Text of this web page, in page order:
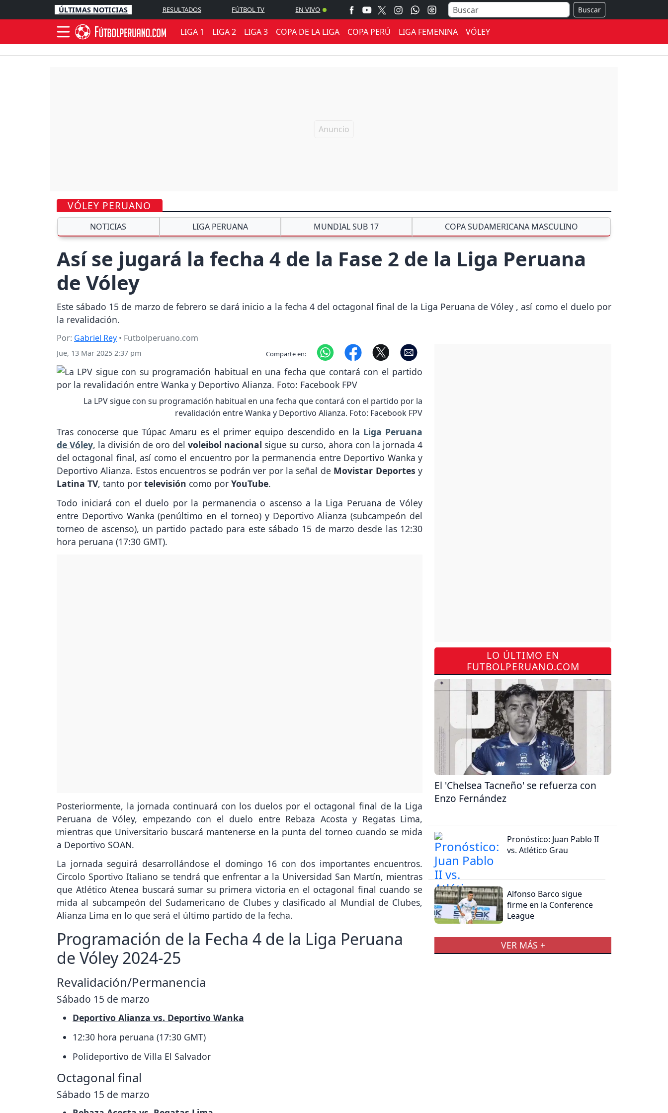
ÚLTIMAS NOTICIAS RESULTADOS FÚTBOL TV EN VIVO Buscar
LIGA 1 LIGA 2 LIGA 3 COPA DE LA LIGA COPA PERÚ LIGA FEMENINA VÓLEY
VÓLEY PERUANO
NOTICIAS LIGA PERUANA MUNDIAL SUB 17 COPA SUDAMERICANA MASCULINO
Así se jugará la fecha 4 de la Fase 2 de la Liga Peruana
de Vóley
Este sábado 15 de marzo de febrero se dará inicio a la fecha 4 del octagonal final de la Liga Peruana de Vóley , así como el duelo por
la revalidación.
Por: Gabriel Rey • Futbolperuano.com
Jue, 13 Mar 2025 2:37 pm Comparte en:
La LPV sigue con su programación habitual en una fecha que contará con el partido por la
revalidación entre Wanka y Deportivo Alianza. Foto: Facebook FPV
Tras conocerse que Túpac Amaru es el primer equipo descendido en la Liga Peruana
de Vóley, la división de oro del voleibol nacional sigue su curso, ahora con la jornada 4
del octagonal final, así como el encuentro por la permanencia entre Deportivo Wanka y
Deportivo Alianza. Estos encuentros se podrán ver por la señal de Movistar Deportes y
Latina TV, tanto por televisión como por YouTube.
Todo iniciará con el duelo por la permanencia o ascenso a la Liga Peruana de Vóley
entre Deportivo Wanka (penúltimo en el torneo) y Deportivo Alianza (subcampeón del
torneo de ascenso), un partido pactado para este sábado 15 de marzo desde las 12:30
hora peruana (17:30 GMT).
Posteriormente, la jornada continuará con los duelos por el octagonal final de la Liga
Peruana de Vóley, empezando con el duelo entre Rebaza Acosta y Regatas Lima,
mientras que Universitario buscará mantenerse en la punta del torneo cuando se mida
a Deportivo SOAN.
La jornada seguirá desarrollándose el domingo 16 con dos importantes encuentros.
Circolo Sportivo Italiano se tendrá que enfrentar a la Universidad San Martín, mientras
que Atlético Atenea buscará sumar su primera victoria en el octagonal final cuando se
mida al subcampeón del Sudamericano de Clubes y clasificado al Mundial de Clubes,
Alianza Lima en lo que será el último partido de la fecha.
Programación de la Fecha 4 de la Liga Peruana
de Vóley 2024-25
Revalidación/Permanencia
Sábado 15 de marzo
Deportivo Alianza vs. Deportivo Wanka
12:30 hora peruana (17:30 GMT)
Polideportivo de Villa El Salvador
Octagonal final
Sábado 15 de marzo
LO ÚLTIMO EN
FUTBOLPERUANO.COM
El 'Chelsea Tacneño' se refuerza con
Enzo Fernández
Pronóstico: Juan Pablo II
vs. Atlético Grau
Alfonso Barco sigue
firme en la Conference
League
VER MÁS +